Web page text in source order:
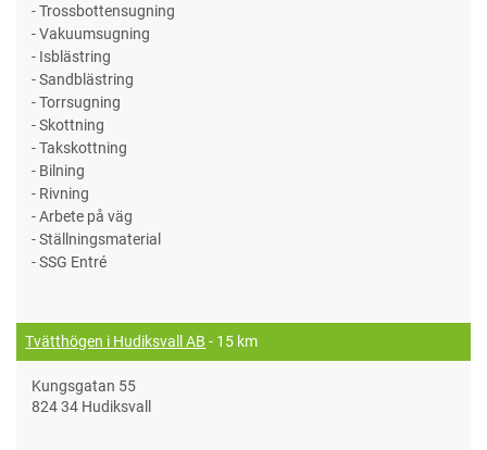
- Trossbottensugning
- Vakuumsugning
- Isblästring
- Sandblästring
- Torrsugning
- Skottning
- Takskottning
- Bilning
- Rivning
- Arbete på väg
- Ställningsmaterial
- SSG Entré
Tvätthögen i Hudiksvall AB - 15 km
Kungsgatan 55
824 34 Hudiksvall